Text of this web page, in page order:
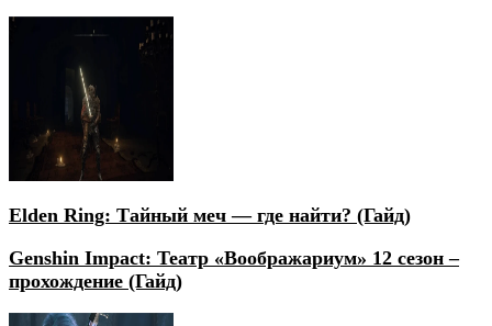
Elden Ring: Тайный меч — где найти? (Гайд)
Genshin Impact: Театр «Воображариум» 12 сезон –
прохождение (Гайд)